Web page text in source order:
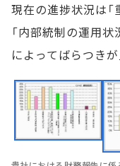
現在の進捗状況は「
「内部統制の運用
によってばらつきが